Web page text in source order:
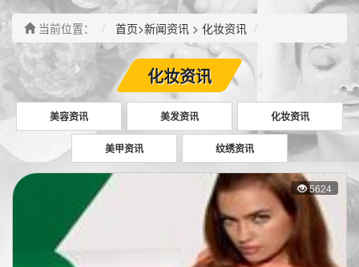
当前位置： 首页>新闻资讯 > 化妆资讯
化妆资讯
美容资讯 美发资讯 化妆资讯
美甲资讯 纹绣资讯
5624